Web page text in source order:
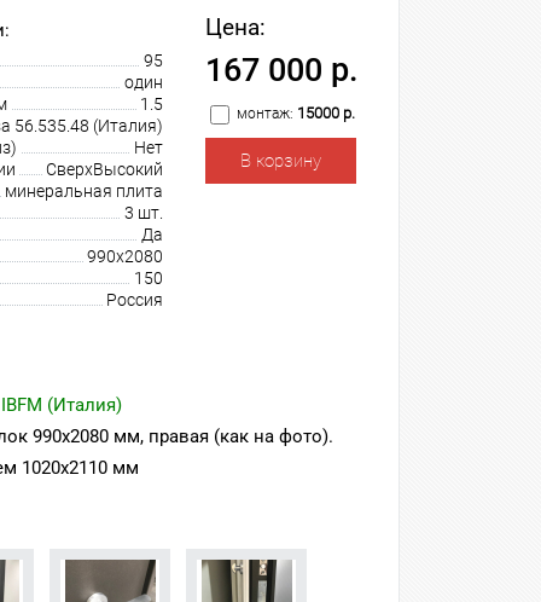
95
один
1.5
56.535.48 (Италия)
Нет
СверхВысокий
минеральная плита
3 шт.
Да
990х2080
150
Россия
Цена:
167 000 р.
монтаж: 15000 р.
(Италия)
990х2080 мм, правая (как на фото).
1020х2110 мм